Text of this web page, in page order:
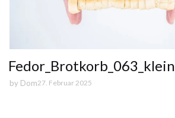
Fedor_Brotkorb_063_klein
by Dom27. Februar 2025